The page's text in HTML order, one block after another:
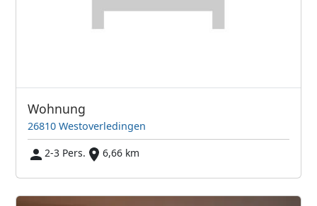
Wohnung
26810 Westoverledingen
2-3 Pers.
6,66 km